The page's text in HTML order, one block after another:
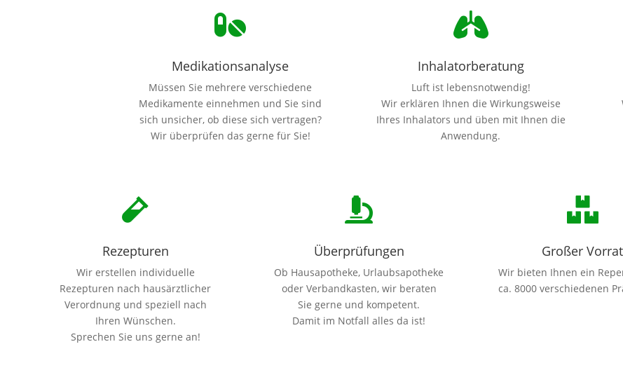

Medikationsanalyse
Müssen Sie mehrere verschiedene
Medikamente einnehmen und Sie sind
sich unsicher, ob diese sich vertragen?
Wir überprüfen das gerne für Sie!

Inhalatorberatung
Luft ist lebensnotwendig!
Wir erklären Ihnen die Wirkungsweise
Ihres Inhalators und üben mit Ihnen die
Anwendung.

Rezepturen
Wir erstellen individuelle
Rezepturen nach hausärztlicher
Verordnung und speziell nach
Ihren Wünschen.
Sprechen Sie uns gerne an!

Überprüfungen
Ob Hausapotheke, Urlaubsapotheke
oder Verbandkasten, wir beraten
Sie gerne und kompetent.
Damit im Notfall alles da ist!

Großer Vorrat
Wir bieten Ihnen ein
ca. 8000 verschiedenen